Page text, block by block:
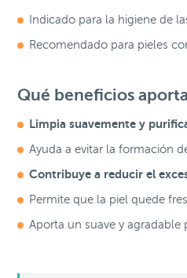
Indicado para la higiene de
Recomendado para pieles
Qué beneficios
Limpia suavemente y
Ayuda a evitar la formación
Contribuye a reducir el
Permite que la piel quede
Aporta un suave y